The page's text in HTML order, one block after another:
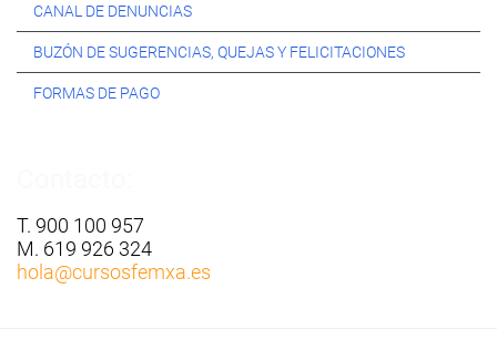
CANAL DE DENUNCIAS
BUZÓN DE SUGERENCIAS, QUEJAS Y FELICITACIONES
FORMAS DE PAGO
T. 900 100 957
M. 619 926 324
hola@cursosfemxa.es